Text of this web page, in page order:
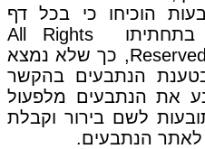
הוכיחו כי בכל דף
באתר התובעות נרשם בתחתיתו All Rights
Reserved Pharma Cosmetics Ltd, כך שלא נמצא
הנתבעים בהקשר
את הנתבעים מלפעול
לשם בירור וקבלת
הנתבעים.